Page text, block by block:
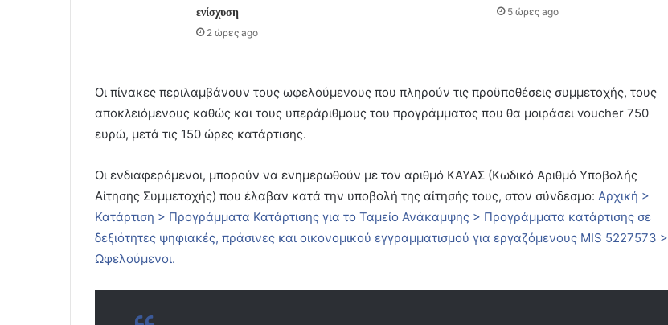
ενίσχυση
2 ώρες ago
5 ώρες ago
Οι πίνακες περιλαμβάνουν τους ωφελούμενους που πληρούν τις προϋποθέσεις συμμετοχής, τους
αποκλειόμενους καθώς και τους υπεράριθμους του προγράμματος που θα μοιράσει voucher 750
ευρώ, μετά τις 150 ώρες κατάρτισης.
Οι ενδιαφερόμενοι, μπορούν να ενημερωθούν με τον αριθμό ΚΑΥΑΣ (Κωδικό Αριθμό Υποβολής
Αίτησης Συμμετοχής) που έλαβαν κατά την υποβολή της αίτησής τους, στον σύνδεσμο: Αρχική >
Κατάρτιση > Προγράμματα Κατάρτισης για το Ταμείο Ανάκαμψης > Προγράμματα κατάρτισης σε
δεξιότητες ψηφιακές, πράσινες και οικονομικού εγγραμματισμού για εργαζόμενους MIS 5227573 >
Ωφελούμενοι.